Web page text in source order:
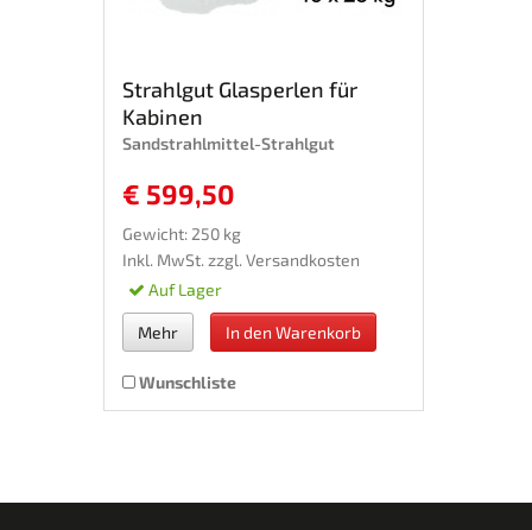
Strahlgut Glasperlen für
Kabinen
Sandstrahlmittel-Strahlgut
€ 599,50
Gewicht: 250 kg
Inkl. MwSt. zzgl. Versandkosten
Auf Lager
Mehr In den Warenkorb
Wunschliste